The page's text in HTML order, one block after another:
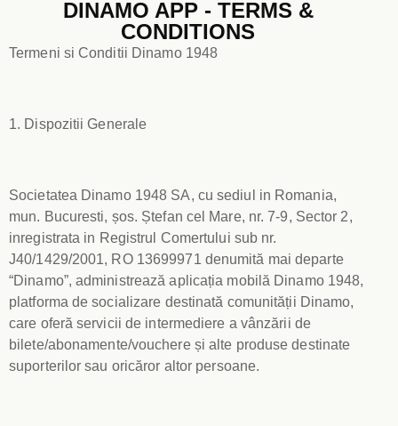
DINAMO APP - TERMS &
CONDITIONS
Termeni si Conditii Dinamo 1948
1. Dispozitii Generale
Societatea Dinamo 1948 SA, cu sediul in Romania,
mun. Bucuresti, șos. Ștefan cel Mare, nr. 7-9, Sector 2,
inregistrata in Registrul Comertului sub nr.
J40/1429/2001, RO 13699971 denumită mai departe
“Dinamo”, administrează aplicația mobilă Dinamo 1948,
platforma de socializare destinată comunității Dinamo,
care oferă servicii de intermediere a vânzării de
bilete/abonamente/vouchere și alte produse destinate
suporterilor sau oricăror altor persoane.